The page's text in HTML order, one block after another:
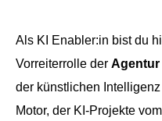
Als KI Enabler:in bist du
Vorreiterrolle der Agentur
der künstlichen
Motor, der KI-Projekte